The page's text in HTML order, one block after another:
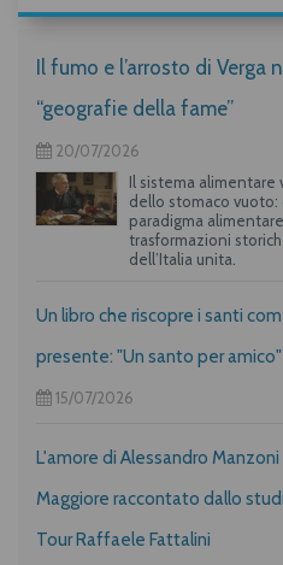
Il fumo e l’arrosto di Verga
“geografie della fame”
20/07/2026
Il sistema alimentare
dello stomaco vuoto:
paradigma
trasformazioni
dell’Italia unita.
Un libro che riscopre i santi
presente: "Un santo per amico"
15/07/2026
L'amore di Alessandro Manzoni
Maggiore raccontato dallo
Tour Raffaele Fattalini